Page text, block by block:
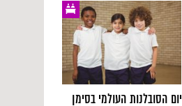
יום הסובלנות העולמי בסימן